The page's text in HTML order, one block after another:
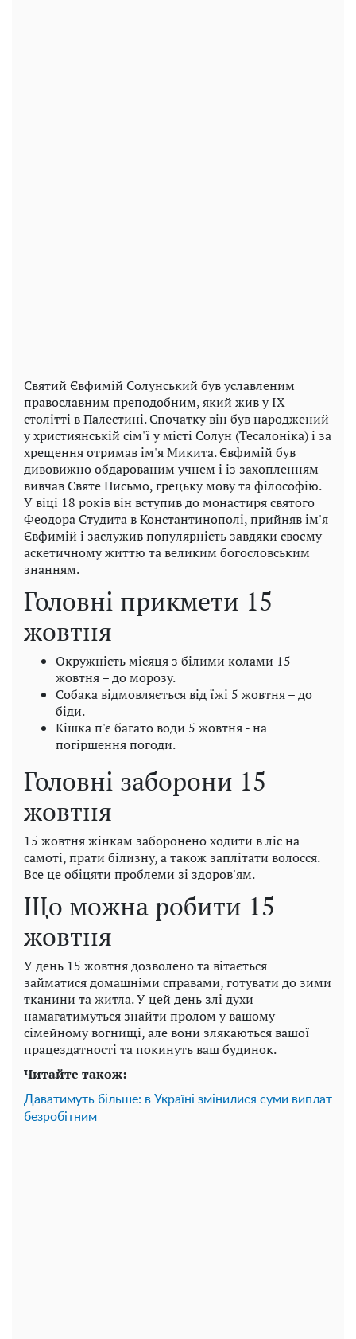
Святий Євфимій Солунський був уславленим
православним преподобним, який жив у IX
столітті в Палестині. Спочатку він був народжений
у християнській сім'ї у місті Солун (Тесалоніка) і за
хрещення отримав ім'я Микита. Євфимій був
дивовижно обдарованим учнем і із захопленням
вивчав Святе Письмо, грецьку мову та філософію.
У віці 18 років він вступив до монастиря святого
Феодора Студита в Константинополі, прийняв ім'я
Євфимій і заслужив популярність завдяки своєму
аскетичному життю та великим богословським
знанням.
Головні прикмети 15
жовтня
Окружність місяця з білими колами 15
жовтня – до морозу.
Собака відмовляється від їжі 5 жовтня – до
біди.
Кішка п'є багато води 5 жовтня - на
погіршення погоди.
Головні заборони 15
жовтня
15 жовтня жінкам заборонено ходити в ліс на
самоті, прати білизну, а також заплітати волосся.
Все це обіцяти проблеми зі здоров'ям.
Що можна робити 15
жовтня
У день 15 жовтня дозволено та вітається
займатися домашніми справами, готувати до зими
тканини та житла. У цей день злі духи
намагатимуться знайти пролом у вашому
сімейному вогнищі, але вони злякаються вашої
працездатності та покинуть ваш будинок.
Читайте також:
Даватимуть більше: в Україні змінилися суми виплат
безробітним